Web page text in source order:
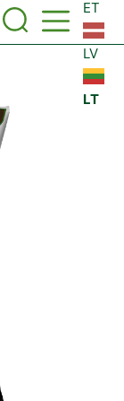
ET
LV
LT